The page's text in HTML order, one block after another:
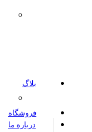
بلاگ
فروشگاه
درباره ما